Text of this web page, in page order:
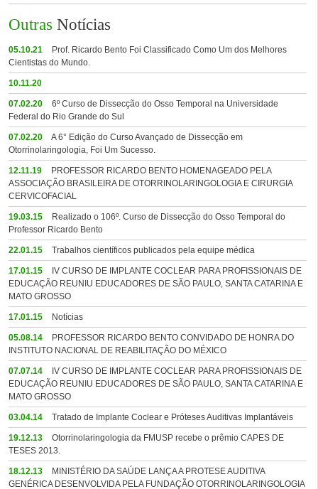
Outras Notícias
05.10.21
Prof. Ricardo Bento Foi Classificado Como Um dos Melhores
Cientistas do Mundo.
10.11.20
07.02.20
6º Curso de Dissecção do Osso Temporal na Universidade
Federal do Rio Grande do Sul
07.02.20
A 6° Edição do Curso Avançado de Dissecção em
Otorrinolaringologia, Foi Um Sucesso.
12.11.19
PROFESSOR RICARDO BENTO HOMENAGEADO PELA
ASSOCIAÇÃO BRASILEIRA DE OTORRINOLARINGOLOGIA E CIRURGIA
CERVICOFACIAL
19.03.15
Realizado o 106º. Curso de Dissecção do Osso Temporal do
Professor Ricardo Bento
22.01.15 Trabalhos científicos publicados pela equipe médica
17.01.15
IV CURSO DE IMPLANTE COCLEAR PARA PROFISSIONAIS DE
EDUCAÇÃO REUNIU EDUCADORES DE SÃO PAULO, SANTA CATARINA E
MATO GROSSO
17.01.15 Notícias
05.08.14
PROFESSOR RICARDO BENTO CONVIDADO DE HONRA DO
INSTITUTO NACIONAL DE REABILITAÇÃO DO MÉXICO
07.07.14
IV CURSO DE IMPLANTE COCLEAR PARA PROFISSIONAIS DE
EDUCAÇÃO REUNIU EDUCADORES DE SÃO PAULO, SANTA CATARINA E
MATO GROSSO
03.04.14 Tratado de Implante Coclear e Próteses Auditivas Implantáveis
19.12.13
Otorrinolaringologia da FMUSP recebe o prêmio CAPES DE
TESES 2013.
18.12.13
MINISTÉRIO DA SAÚDE LANÇA A PROTESE AUDITIVA
GENÉRICA DESENVOLVIDA PELA FUNDAÇÃO OTORRINOLARINGOLOGIA